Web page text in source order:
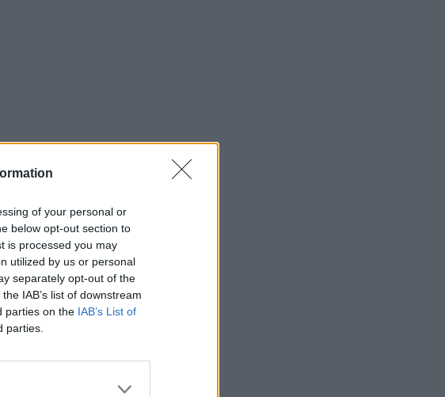
of your personal or
below opt-out section to
is processed you may
utilized by us or personal
separately opt-out of the
IAB’s list of downstream
parties on the IAB’s List of
parties.